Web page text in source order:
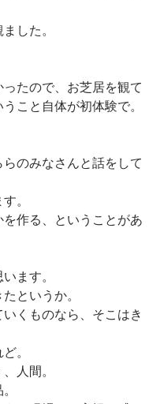
した。
たので、お芝居を観て
こと自体が初体験で。
のみなさんと話をして
。
作る、ということがあ
ます。
というか。
くものなら、そこはき
。
人間。